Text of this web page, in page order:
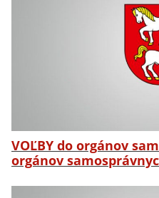
VOĽBY do orgánov
orgánov